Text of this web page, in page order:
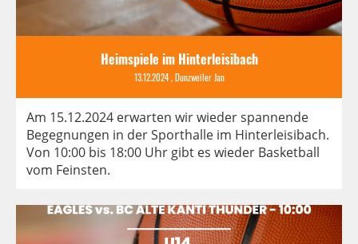
Heimspiele im Hinterleisibach
13.12.2024, Dunzweiler Jan
Am 15.12.2024 erwarten wir wieder spannende
Begegnungen in der Sporthalle im Hinterleisibach.
Von 10:00 bis 18:00 Uhr gibt es wieder Basketball
vom Feinsten.